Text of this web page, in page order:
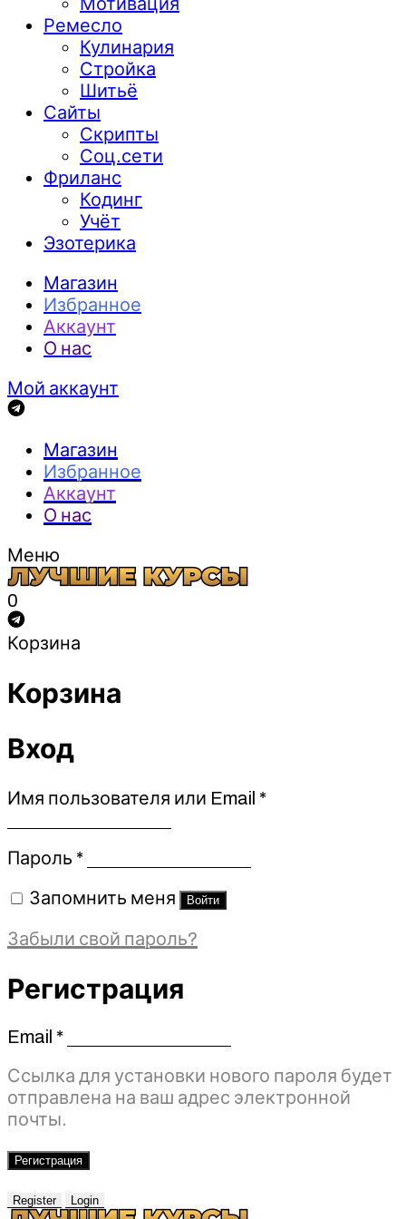
Ремесло
Кулинария
Стройка
Шитьё
Сайты
Скрипты
Соц.сети
Фриланс
Кодинг
Учёт
Эзотерика
Магазин
Избранное
Аккаунт
О нас
Мой аккаунт
Магазин
Избранное
Аккаунт
О нас
Меню
0
Корзина
Корзина
Вход
Имя пользователя или Email *Обязательно
Пароль *Обязательно
Запомнить меня Войти
Забыли свой пароль?
Регистрация
Email *Обязательно
Ссылка для установки нового пароля будет
отправлена ​​на ваш адрес электронной
почты.
Регистрация
Register Login